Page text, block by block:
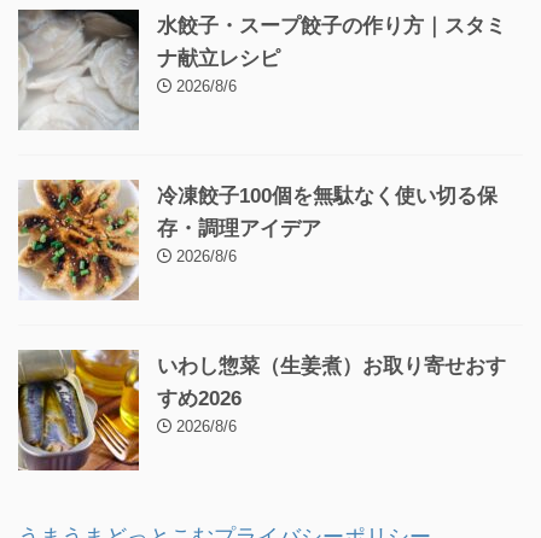
水餃子・スープ餃子の作り方｜スタミ
ナ献立レシピ
2026/8/6
冷凍餃子100個を無駄なく使い切る保
存・調理アイデア
2026/8/6
いわし惣菜（生姜煮）お取り寄せおす
すめ2026
2026/8/6